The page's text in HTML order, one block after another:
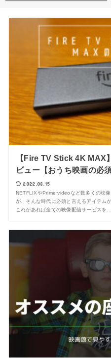
【Fire TV Stick 4K MAX
ビュー【おうち映画の必
2022.08.15
NETFLIXやPrime videoなど数多くの映
が、そんな時代に必須と言えるアイテム
これがあれば全ての映像配信サービスを...